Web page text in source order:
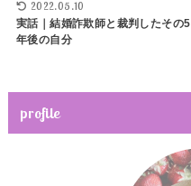
2022.05.10
実話｜結婚詐欺師と裁判したその5
年後の自分
profile